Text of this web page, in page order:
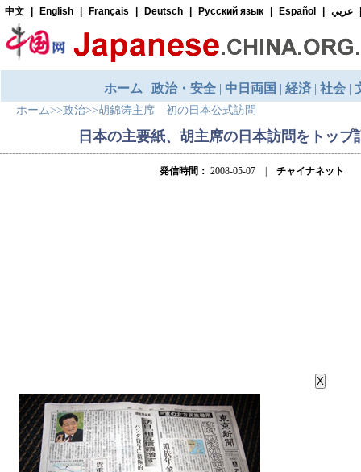
ホーム>>政治>>胡錦涛主席 初の日本公式訪問
日本の主要紙、胡主席の日本訪問をトップ
発信時間： 2008-05-07 | チャイナネット